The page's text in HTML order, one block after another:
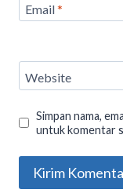
Email*
Website
Simpan nama,
untuk komentar